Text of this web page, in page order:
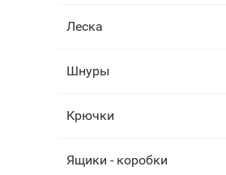
Леска
Шнуры
Крючки
Ящики - коробки